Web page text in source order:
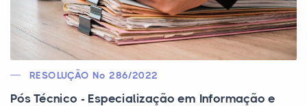
RESOLUÇÃO Nº 286/2022
Pós Técnico - Especialização em Informação e